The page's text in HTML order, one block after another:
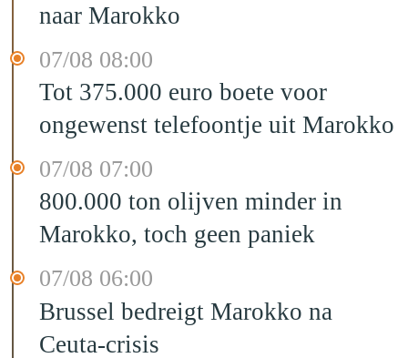
naar Marokko
07/08 08:00
Tot 375.000 euro boete voor
ongewenst telefoontje uit Marokko
07/08 07:00
800.000 ton olijven minder in
Marokko, toch geen paniek
07/08 06:00
Brussel bedreigt Marokko na
Ceuta-crisis